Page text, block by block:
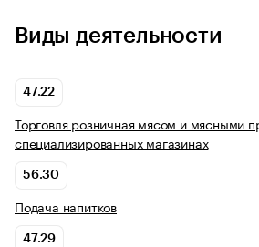
Виды деятельности
47.22
Торговля розничная мясом и мясными
специализированных магазинах
56.30
Подача напитков
47.29